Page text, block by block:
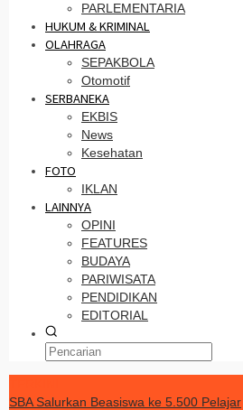
PARLEMENTARIA
HUKUM & KRIMINAL
OLAHRAGA
SEPAKBOLA
Otomotif
SERBANEKA
EKBIS
News
Kesehatan
FOTO
IKLAN
LAINNYA
OPINI
FEATURES
BUDAYA
PARIWISATA
PENDIDIKAN
EDITORIAL
SBA Salurkan Beasiswa ke 5.500 Pelajar